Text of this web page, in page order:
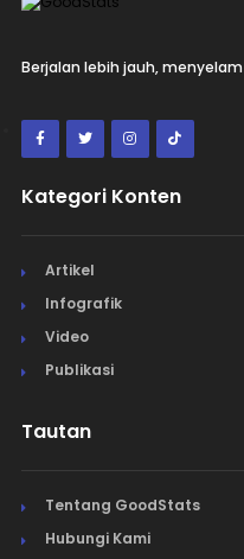
Berjalan lebih jauh,
Kategori Konten
Artikel
Infografik
Video
Publikasi
Tautan
Tentang GoodStats
Hubungi Kami